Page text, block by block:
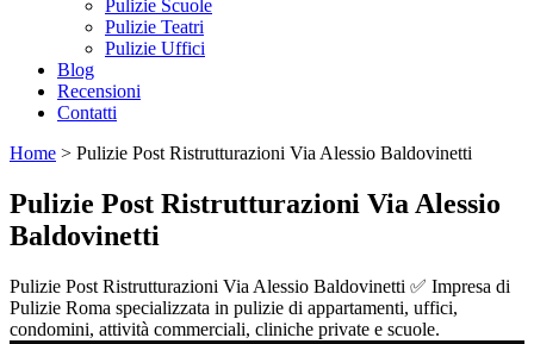
Pulizie Scuole
Pulizie Teatri
Pulizie Uffici
Blog
Recensioni
Contatti
Home > Pulizie Post Ristrutturazioni Via Alessio Baldovinetti
Pulizie Post Ristrutturazioni Via Alessio
Baldovinetti
Pulizie Post Ristrutturazioni Via Alessio Baldovinetti ✅ Impresa di
Pulizie Roma specializzata in pulizie di appartamenti, uffici,
condomini, attività commerciali, cliniche private e scuole.